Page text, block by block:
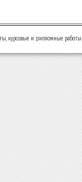
курсовые и дипломные работы